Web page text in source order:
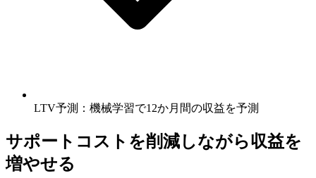
LTV予測：機械学習で12か月間の収益を予測
サポートコストを削減しながら収益を
増やせる